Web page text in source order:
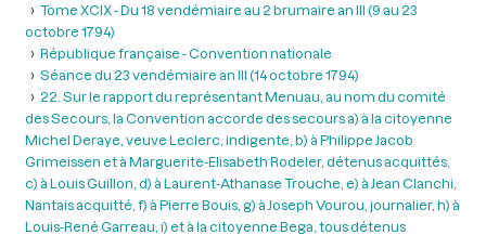
Tome XCIX - Du 18 vendémiaire au 2 brumaire an III (9 au 23
octobre 1794)
République française - Convention nationale
Séance du 23 vendémiaire an III (14 octobre 1794)
22. Sur le rapport du représentant Menuau, au nom du comité
des Secours, la Convention accorde des secours a) à la citoyenne
Michel Deraye, veuve Leclerc, indigente, b) à Philippe Jacob
Grimeissen et à Marguerite-Elisabeth Rodeler, détenus acquittés,
c) à Louis Guillon, d) à Laurent-Athanase Trouche, e) à Jean Clanchi,
Nantais acquitté, f) à Pierre Bouis, g) à Joseph Vourou, journalier, h) à
Louis-René Garreau, i) et à la citoyenne Bega, tous détenus